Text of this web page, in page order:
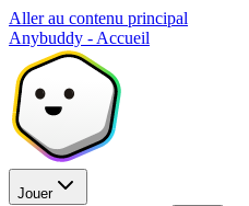
Aller au contenu principal
Anybuddy - Accueil
Jouer